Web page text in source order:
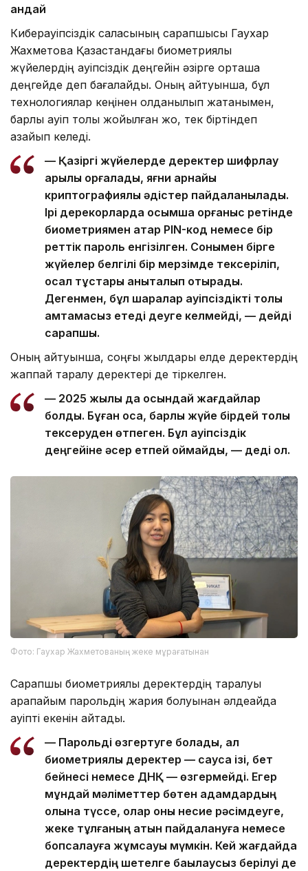
қандай
Киберқауіпсіздік саласының сарапшысы Гаухар
Жахметова Қазақстандағы биометриялық
жүйелердің қауіпсіздік деңгейін әзірге орташа
деңгейде деп бағалайды. Оның айтуынша, бұл
технологиялар кеңінен қолданылып жатқанымен,
барлық қауіп толық жойылған жоқ, тек біртіндеп
азайып келеді.
— Қазіргі жүйелерде деректер шифрлау
арқылы қорғалады, яғни арнайы
криптографиялық әдістер пайдаланылады.
Ірі дерекқорларда қосымша қорғаныс ретінде
биометриямен қатар PIN-код немесе бір
реттік пароль енгізілген. Сонымен бірге
жүйелер белгілі бір мерзімде тексеріліп,
осал тұстары анықталып отырады.
Дегенмен, бұл шаралар қауіпсіздікті толық
қамтамасыз етеді деуге келмейді, — дейді
сарапшы.
Оның айтуынша, соңғы жылдары елде деректердің
жаппай таралу деректері де тіркелген.
— 2025 жылы да осындай жағдайлар
болды. Бұған қоса, барлық жүйе бірдей толық
тексеруден өтпеген. Бұл қауіпсіздік
деңгейіне әсер етпей қоймайды, — деді ол.
Фото: Гаухар Жахметованың жеке мұрағатынан
Сарапшы биометриялық деректердің таралуы
қарапайым парольдің жария болуынан әлдеқайда
қауіпті екенін айтады.
— Парольді өзгертуге болады, ал
биометриялық деректер — саусақ ізі, бет
бейнесі немесе ДНҚ — өзгермейді. Егер
мұндай мәліметтер бөтен адамдардың
қолына түссе, олар оны несие рәсімдеуге,
жеке тұлғаның атын пайдалануға немесе
бопсалауға жұмсауы мүмкін. Кей жағдайда
деректердің шетелге бақылаусыз берілуі де